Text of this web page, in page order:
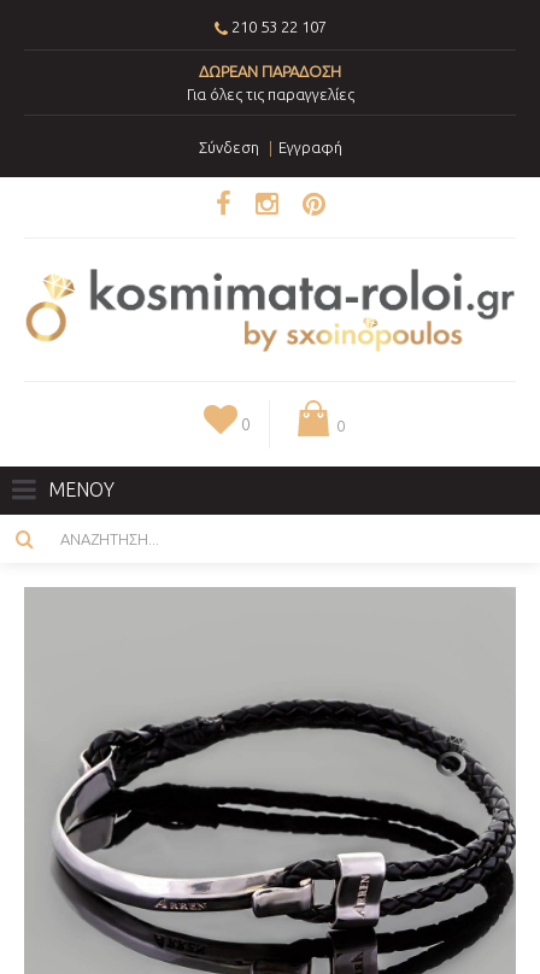
210 53 22 107
ΔΩΡΕΑΝ ΠΑΡΑΔΟΣΗ
Για όλες τις παραγγελίες
Σύνδεση Εγγραφή
0 0
ΜΕΝΟΥ